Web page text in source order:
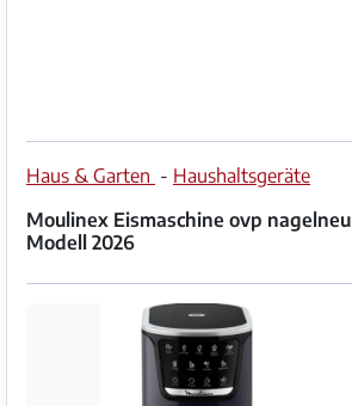
Hilfe
FAQ
Haus & Garten - Haushaltsgeräte
Moulinex Eismaschine ovp nagelneu
Modell 2026